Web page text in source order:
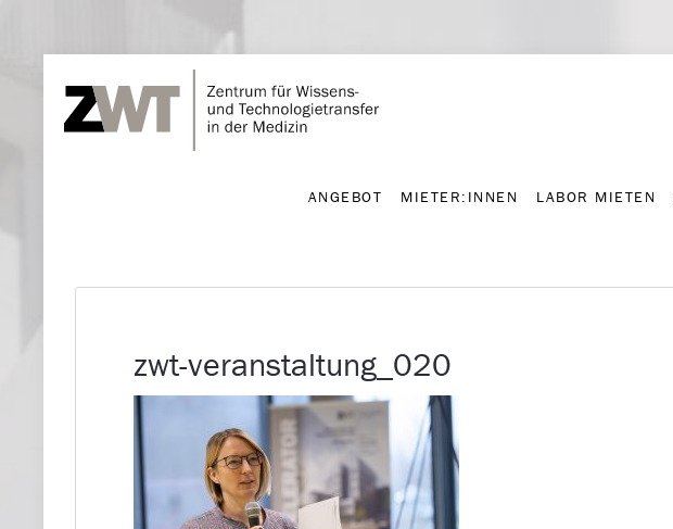
ANGEBOT
ANGEBOT MIETER:INNEN LABOR MIETEN
zwt-veranstaltung_020